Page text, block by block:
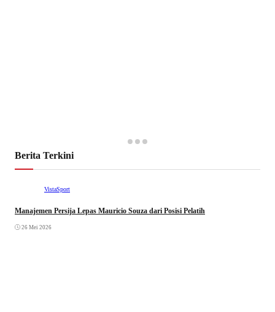
Berita Terkini
VistaSport
Manajemen Persija Lepas Mauricio Souza dari Posisi Pelatih
26 Mei 2026